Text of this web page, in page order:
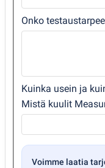
Onko
Kuinka usein ja
Mistä kuulit
Voimme laatia